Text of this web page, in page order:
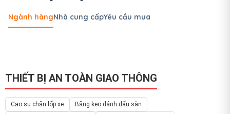
Ngành hàngNhà cung cấpYêu cầu mua
THIẾT BỊ AN TOÀN GIAO THÔNG
Cao su chặn lốp xe
Băng keo đánh dấu sàn